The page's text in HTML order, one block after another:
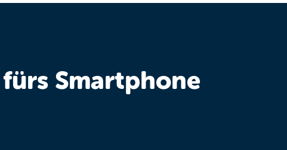
Smartphone